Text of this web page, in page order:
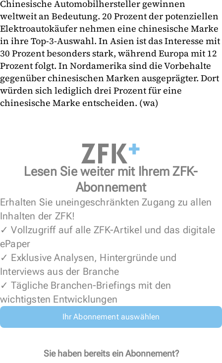
Chinesische Automobilhersteller gewinnen
weltweit an Bedeutung. 20 Prozent der potenziellen
Elektroautokäufer nehmen eine chinesische Marke
in ihre Top-3-Auswahl. In Asien ist das Interesse mit
30 Prozent besonders stark, während Europa mit 12
Prozent folgt. In Nordamerika sind die Vorbehalte
gegenüber chinesischen Marken ausgeprägter. Dort
würden sich lediglich drei Prozent für eine
chinesische Marke entscheiden. (wa)
Lesen Sie weiter mit Ihrem ZFK-
Abonnement
Erhalten Sie uneingeschränkten Zugang zu allen
Inhalten der ZFK!
✓ Vollzugriff auf alle ZFK-Artikel und das digitale
ePaper
✓ Exklusive Analysen, Hintergründe und
Interviews aus der Branche
✓ Tägliche Branchen-Briefings mit den
wichtigsten Entwicklungen
Ihr Abonnement auswählen
Sie haben bereits ein Abonnement?